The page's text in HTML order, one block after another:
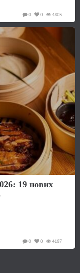
4803
0
0
19 нових
4187
0
0